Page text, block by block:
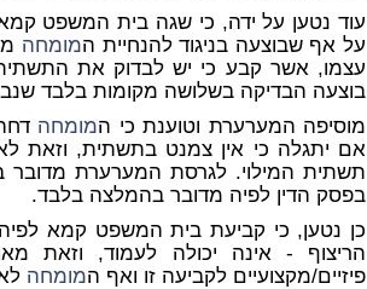
עוד נטען על ידה, כי שגה בית המשפט
על אף שבוצעה בניגוד להנחיית המומחה
עצמו, אשר קבע כי יש לבדוק את
בוצעה הבדיקה בשלושה מקומות בלבד
מוסיפה המערערת וטוענת כי המומחה
אם יתגלה כי אין צמנט בתשתית, וזאת
תשתית המילוי. לגרסת המערערת
בפסק הדין לפיה מדובר בהמלצה בלבד.
כן נטען, כי קביעת בית המשפט קמא
הריצוף - אינה יכולה לעמוד, וזאת
פיזיים/מקצועיים לקביעה זו ואף המומחה